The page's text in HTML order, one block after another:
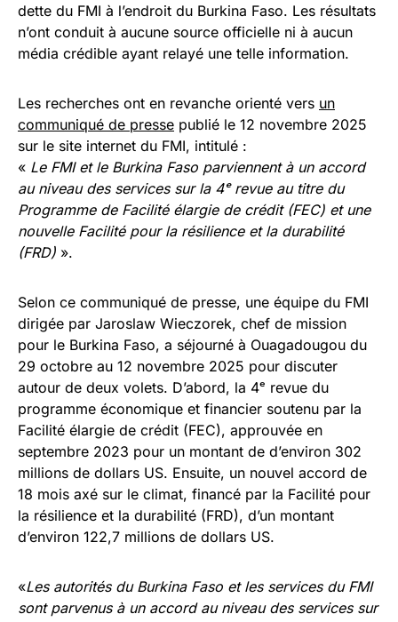
dette du FMI à l’endroit du Burkina Faso. Les résultats
n’ont conduit à aucune source officielle ni à aucun
média crédible ayant relayé une telle information.
Les recherches ont en revanche orienté vers un
communiqué de presse publié le 12 novembre 2025
sur le site internet du FMI, intitulé :
« Le FMI et le Burkina Faso parviennent à un accord
au niveau des services sur la 4ᵉ revue au titre du
Programme de Facilité élargie de crédit (FEC) et une
nouvelle Facilité pour la résilience et la durabilité
(FRD) ».
Selon ce communiqué de presse, une équipe du FMI
dirigée par Jaroslaw Wieczorek, chef de mission
pour le Burkina Faso, a séjourné à Ouagadougou du
29 octobre au 12 novembre 2025 pour discuter
autour de deux volets. D’abord, la 4ᵉ revue du
programme économique et financier soutenu par la
Facilité élargie de crédit (FEC), approuvée en
septembre 2023 pour un montant de d’environ 302
millions de dollars US. Ensuite, un nouvel accord de
18 mois axé sur le climat, financé par la Facilité pour
la résilience et la durabilité (FRD), d’un montant
d’environ 122,7 millions de dollars US.
«Les autorités du Burkina Faso et les services du FMI
sont parvenus à un accord au niveau des services sur